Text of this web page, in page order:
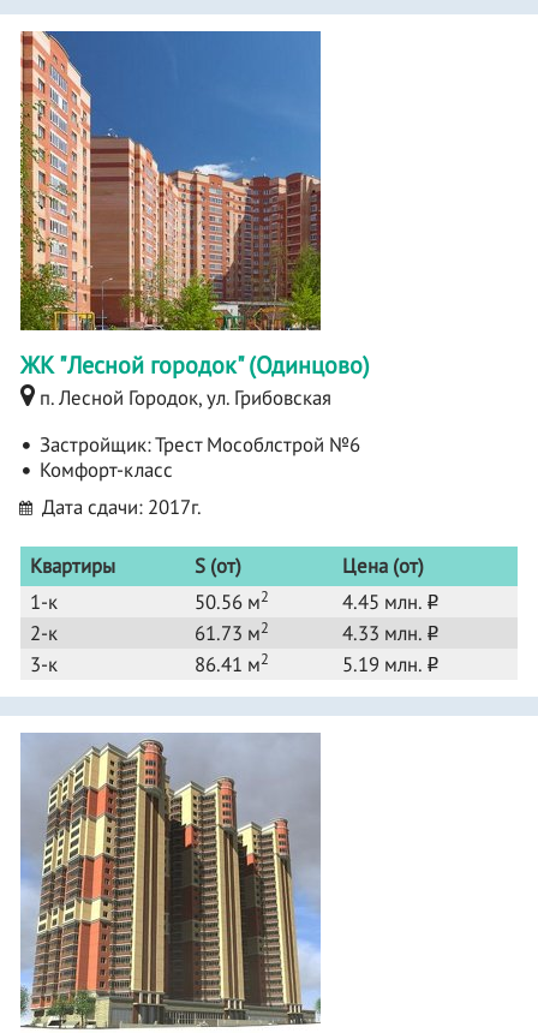
ЖК "Лесной городок" (Одинцово)
п. Лесной Городок, ул. Грибовская
Застройщик:Трест Мособлстрой №6
Комфорт-класс
Дата сдачи: 2017г.
Квартиры S (от)
Цена (от)
1-к
50.56 м2 4.45 млн. o
2-к 61.73 м2 4.33 млн. o
3-к 86.41 м2 5.19 млн. o